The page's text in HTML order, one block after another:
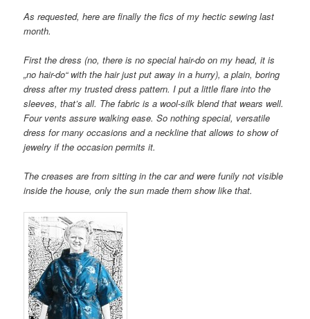
As requested, here are finally the fics of my hectic sewing last
month.
First the dress (no, there is no special hair-do on my head, it is
„no hair-do“ with the hair just put away in a hurry), a plain, boring
dress after my trusted dress pattern. I put a little flare into the
sleeves, that’s all. The fabric is a wool-silk blend that wears well.
Four vents assure walking ease. So nothing special, versatile
dress for many occasions and a neckline that allows to show of
jewelry if the occasion permits it.
The creases are from sitting in the car and were funily not visible
inside the house, only the sun made them show like that.